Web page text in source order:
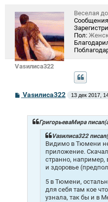
Vasилиса322
Веселая
Пол:
СVasилиса322 13 дек 2017,
ГригорьеваМира
Vasилиса322
Видимо в Тюмени не
приложение.
странно, например,
и здоровье
5 в Тюмени,
для себя там кое
узнала, так бы и в